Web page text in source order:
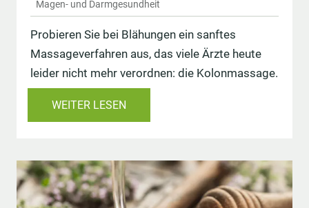
Magen- und Darmgesundheit
Probieren Sie bei Blähungen ein sanftes
Massageverfahren aus, das viele Ärzte heute
leider nicht mehr verordnen: die Kolonmassage.
WEITER LESEN